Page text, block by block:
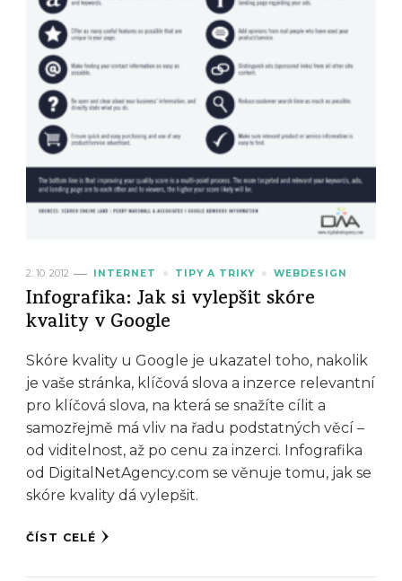
2. 10. 2012 INTERNET TIPY A TRIKY WEBDESIGN
Infografika: Jak si vylepšit skóre
kvality v Google
Skóre kvality u Google je ukazatel toho, nakolik
je vaše stránka, klíčová slova a inzerce relevantní
pro klíčová slova, na která se snažíte cílit a
samozřejmě má vliv na řadu podstatných věcí –
od viditelnost, až po cenu za inzerci. Infografika
od DigitalNetAgency.com se věnuje tomu, jak se
skóre kvality dá vylepšit.
ČÍST CELÉ